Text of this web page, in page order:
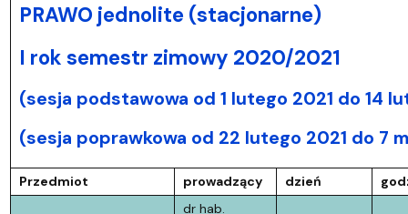
PRAWO jednolite (stacjonarne)
I rok semestr zimowy 2020/2021
(sesja podstawowa od 1 lutego 2021 do 14
(sesja poprawkowa od 22 lutego 2021 do 7
Przedmiot prowadzący dzień
dr hab.